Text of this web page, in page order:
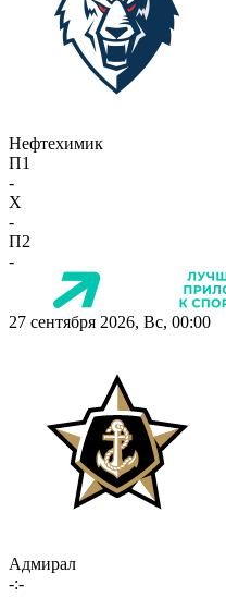
Нефтехимик
П1
-
X
-
П2
-
27 сентября 2026, Вс, 00:00
Адмирал
-:-